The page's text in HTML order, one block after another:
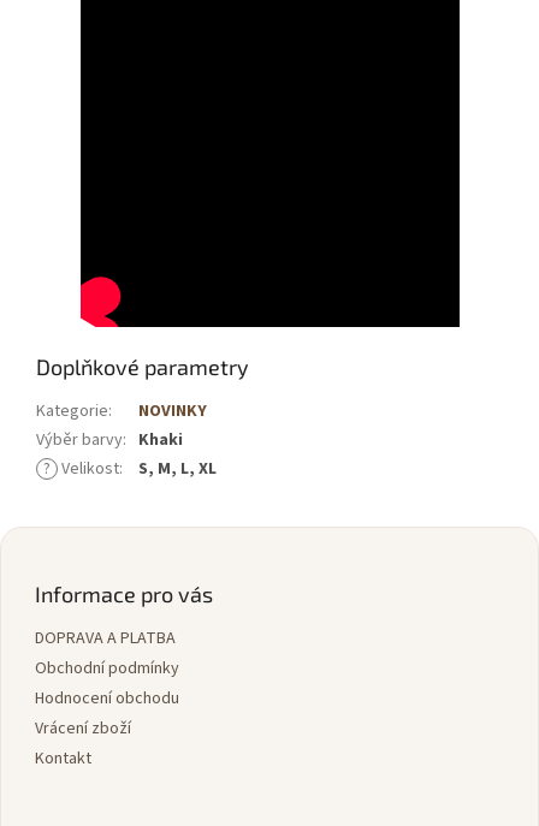
Doplňkové parametry
Kategorie:
NOVINKY
Výběr barvy: Khaki
? Velikost: S, M, L, XL
Z
Informace pro vás
DOPRAVA A PLATBA
Obchodní podmínky
Hodnocení obchodu
Vrácení zboží
Kontakt